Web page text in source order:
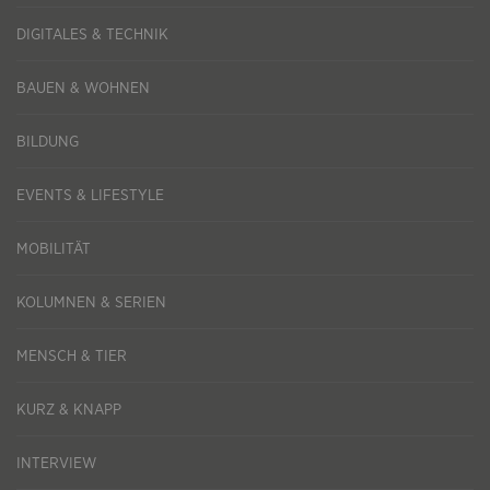
DIGITALES & TECHNIK
BAUEN & WOHNEN
BILDUNG
EVENTS & LIFESTYLE
MOBILITÄT
KOLUMNEN & SERIEN
MENSCH & TIER
KURZ & KNAPP
INTERVIEW